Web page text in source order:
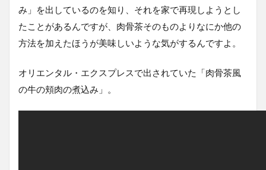
み」を出しているのを知り、それを家で再現しようとし
たことがあるんですが、肉骨茶そのものよりなにか他の
方法を加えたほうが美味しいような気がするんですよ。
オリエンタル・エクスプレスで出されていた「肉骨茶風
の牛の頬肉の煮込み」。